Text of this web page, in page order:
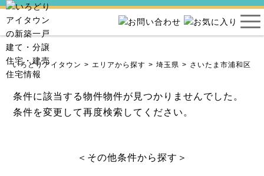
らいろどりアイタウン エリアから探す 埼玉県 さいたま市浦和区
条件に該当する物件物件が見つかりませんでした。
条件を変更して再度検索してください。
＜その他条件から探す＞